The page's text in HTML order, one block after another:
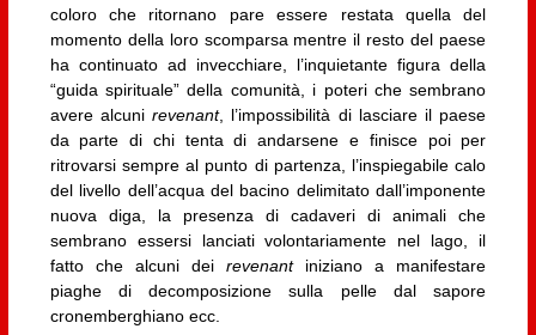
coloro che ritornano pare essere restata quella del
momento della loro scomparsa mentre il resto del paese
ha continuato ad invecchiare, l’inquietante figura della
“guida spirituale” della comunità, i poteri che sembrano
avere alcunirevenant, l’impossibilità di lasciare il paese
da parte di chi tenta di andarsene e finisce poi per
ritrovarsi sempre al punto di partenza, l’inspiegabile calo
del livello dell’acqua del bacino delimitato dall’imponente
nuova diga, la presenza di cadaveri di animali che
sembrano essersi lanciati volontariamente nel lago, il
fatto che alcuni deirevenantiniziano a manifestare
piaghe di decomposizione sulla pelle dal sapore
cronemberghiano ecc.